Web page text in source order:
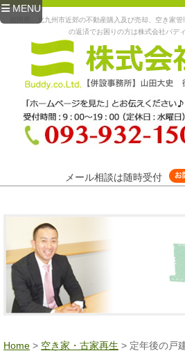
MENU
福岡県、北九州市近郊の不動産購入及び売却、空き家
の返済でお困りの方は株式会社バデ
メール相談は随時受付
Home > 空き家・古家再生 > 定年後の戸